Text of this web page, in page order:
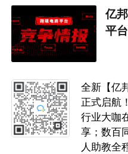
亿
平
全新【亿
正式启航！
行业大咖
享；数百
人助教全